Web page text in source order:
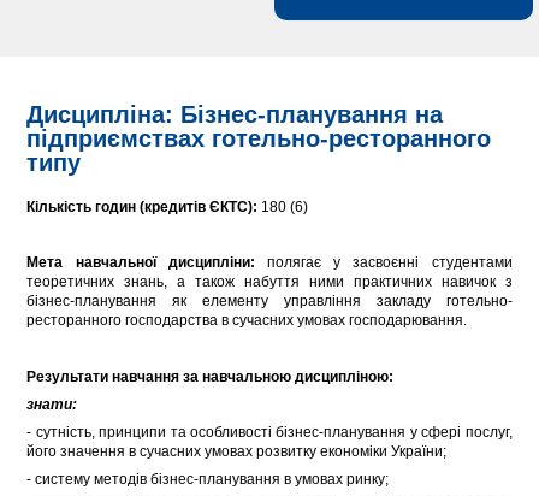
Дисципліна: Бізнес-планування на
підприємствах готельно-ресторанного
типу
Кількість годин (кредитів ЄКТС): 180 (6)
Мета навчальної дисципліни: полягає у засвоєнні студентами
теоретичних знань, а також набуття ними практичних навичок з
бізнес-планування як елементу управління закладу готельно-
ресторанного господарства в сучасних умовах господарювання.
Результати навчання за навчальною дисципліною:
знати:
- сутність, принципи та особливості бізнес-планування у сфері послуг,
його значення в сучасних умовах розвитку економіки України;
- систему методів бізнес-планування в умовах ринку;